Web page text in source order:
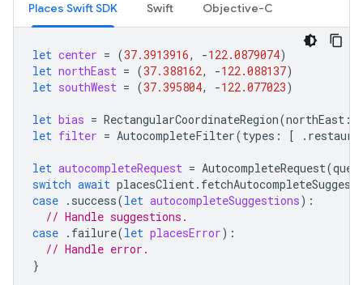
Places Swift SDK Swift Objective-C
let center = (37.3913916, -122.0879074)
let northEast = (37.388162, -122.088137)
let southWest = (37.395804, -122.077023)
let bias = RectangularCoordinateRegion(northEast :
let filter = AutocompleteFilter(types : [ .
let autocompleteRequest = AutocompleteRequest(
switch await placesClient.
case . success(let autocompleteSuggestions):
// Handle suggestions.
case . failure(let placesError):
// Handle error.
}